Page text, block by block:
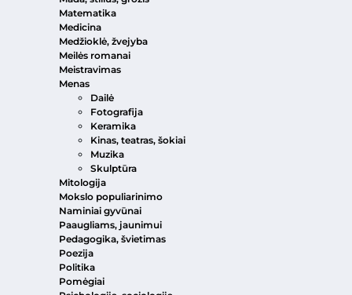
Matematika
Medicina
Medžioklė, žvejyba
Meilės romanai
Meistravimas
Menas
Dailė
Fotografija
Keramika
Kinas, teatras, šokiai
Muzika
Skulptūra
Mitologija
Mokslo populiarinimo
Naminiai gyvūnai
Paaugliams, jaunimui
Pedagogika, švietimas
Poezija
Politika
Pomėgiai